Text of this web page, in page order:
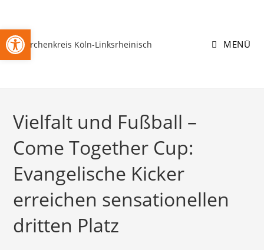
springen
MENÜ
Vielfalt und Fußball –
Come Together Cup:
Evangelische Kicker
erreichen sensationellen
dritten Platz
Open toolbar